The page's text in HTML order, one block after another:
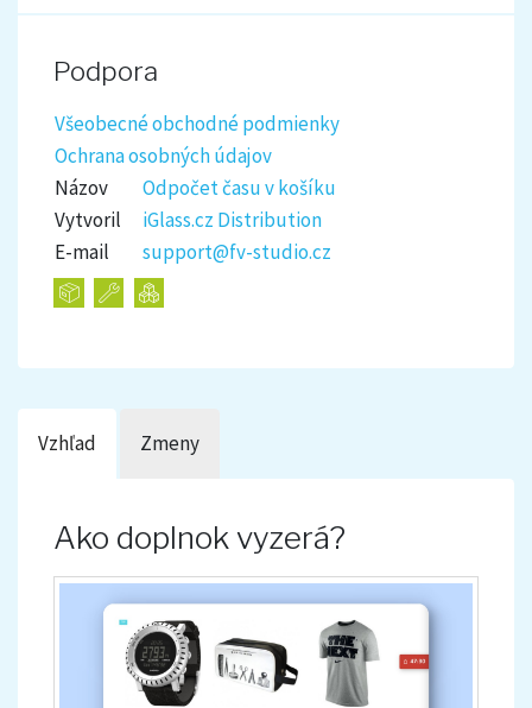
Podpora
Všeobecné obchodné podmienky
Ochrana osobných údajov
Názov
Odpočet času v košíku
Vytvoril
iGlass.cz Distribution
E-mail
support@fv-studio.cz
Vzhľad Zmeny
Ako doplnok vyzerá?